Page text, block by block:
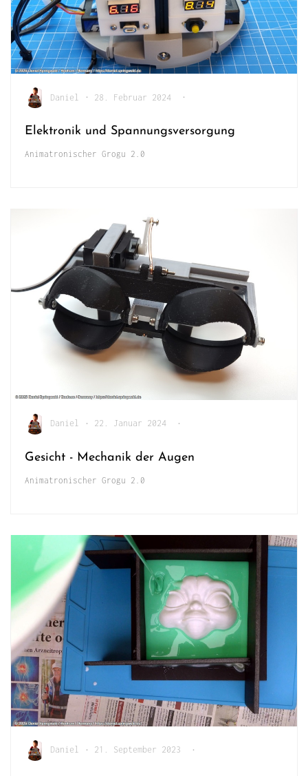
Daniel • 28. Februar 2024 •
Elektronik und Spannungsversorgung
Animatronischer Grogu 2.0
Daniel • 22. Januar 2024 •
Gesicht - Mechanik der Augen
Animatronischer Grogu 2.0
Daniel • 21. September 2023 •